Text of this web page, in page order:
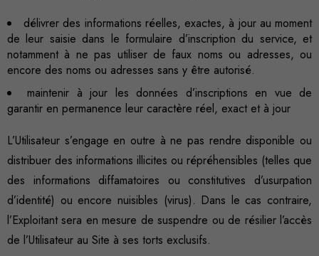
délivrer des informations réelles, exactes, à jour au moment
de leur saisie dans le formulaire d’inscription du service, et
notamment à ne pas utiliser de faux noms ou adresses, ou
encore des noms ou adresses sans y être autorisé.
maintenir à jour les données d’inscriptions en vue de
garantir en permanence leur caractère réel, exact et à jour
L’Utilisateur s’engage en outre à ne pas rendre disponible ou
distribuer des informations illicites ou répréhensibles (telles que
des informations diffamatoires ou constitutives d’usurpation
d’identité) ou encore nuisibles (virus). Dans le cas contraire,
l’Exploitant sera en mesure de suspendre ou de résilier l’accès
de l’Utilisateur au Site à ses torts exclusifs.